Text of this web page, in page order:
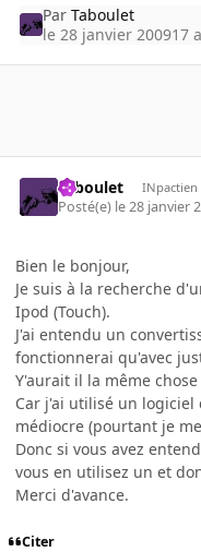
ParTaboulet
le 28 janvier 200917 a
Taboulet INpactien
Posté(e) le 28 janvier
Bien le bonjour,
Je suis à la recherche
Ipod (Touch).
J'ai entendu un
fonctionnerai qu'avec
Y'aurait il la même
Car j'ai utilisé un
médiocre (pourtant je
Donc si vous avez
vous en utilisez un et
Merci d'avance.
Citer